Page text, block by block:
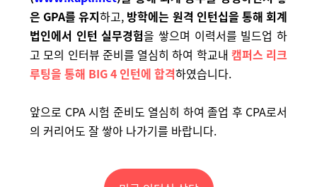
은 GPA를 유지하고, 방학에는 원격 인턴십을 통해 회계
법인에서 인턴 실무경험을 쌓으며 이력서를 빌드업 하
고 모의 인터뷰 준비를 열심히 하여 학교내 캠퍼스 리크
루팅을 통해 BIG 4 인턴에 합격하였습니다.
앞으로 CPA 시험 준비도 열심히 하여 졸업 후 CPA로서
의 커리어도 잘 쌓아 나가기를 바랍니다.